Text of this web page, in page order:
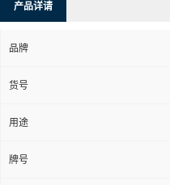
产品详请
品牌
货号
用途
牌号